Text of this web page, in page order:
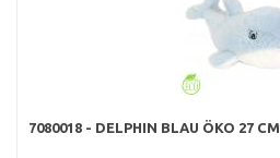
7080018 - DELPHIN BLAU ÖKO 27 CM